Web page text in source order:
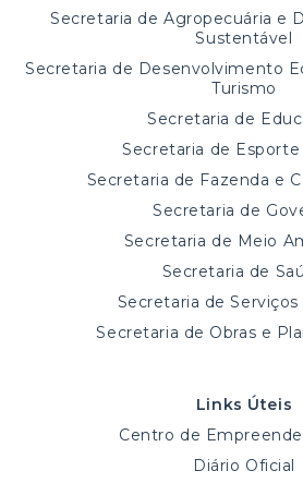
Secretaria de Agropecuária e
Sustentável
Secretaria de Desenvolvimento
Turismo
Secretaria de
Secretaria de
Secretaria de Fazenda e
Secretaria de
Secretaria de Meio
Secretaria de
Secretaria de Serviços
Secretaria de Obras e
Links Úteis
Centro de
Diário Oficial